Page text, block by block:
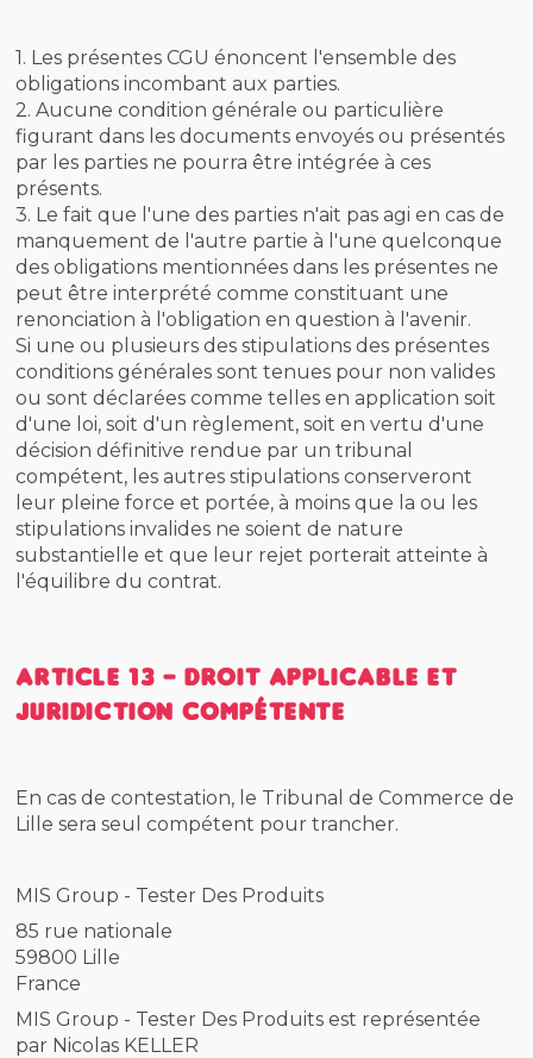
1. Les présentes CGU énoncent l'ensemble des
obligations incombant aux parties.
2. Aucune condition générale ou particulière
figurant dans les documents envoyés ou présentés
par les parties ne pourra être intégrée à ces
présents.
3. Le fait que l'une des parties n'ait pas agi en cas de
manquement de l'autre partie à l'une quelconque
des obligations mentionnées dans les présentes ne
peut être interprété comme constituant une
renonciation à l'obligation en question à l'avenir.
Si une ou plusieurs des stipulations des présentes
conditions générales sont tenues pour non valides
ou sont déclarées comme telles en application soit
d'une loi, soit d'un règlement, soit en vertu d'une
décision définitive rendue par un tribunal
compétent, les autres stipulations conserveront
leur pleine force et portée, à moins que la ou les
stipulations invalides ne soient de nature
substantielle et que leur rejet porterait atteinte à
l'équilibre du contrat.
Article 13 - Droit applicable et
juridiction compétente
En cas de contestation, le Tribunal de Commerce de
Lille sera seul compétent pour trancher.
MIS Group - Tester Des Produits
85 rue nationale
59800 Lille
France
MIS Group - Tester Des Produits est représentée
par Nicolas KELLER